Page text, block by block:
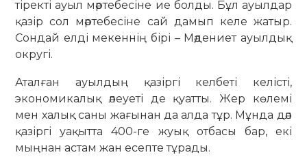
тіректі ауыл мәртебесіне ие болды. Бұл ауылдар
қазір сол мәртебесіне сай дамып келе жатыр.
Сондай елді мекеннің бірі – Мәдениет ауылдық
округі.
Аталған ауылдың қазіргі келбеті келісті,
экономикалық әлеуеті де қуатты. Жер көлемі
мен халық саны жағынан да алда тұр. Мұнда дәл
қазіргі уақытта 400-ге жуық отбасы бар, екі
мыңнан астам жан есепте тұрады.